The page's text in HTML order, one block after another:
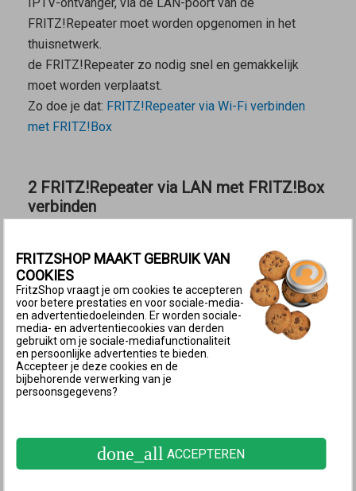
FRITZ!Repeater moet worden opgenomen in het
thuisnetwerk.
de FRITZ!Repeater zo nodig snel en gemakkelijk
moet worden verplaatst.
Zo doe je dat: FRITZ!Repeater via Wi-Fi verbinden
met FRITZ!Box
2 FRITZ!Repeater via LAN met FRITZ!Box
verbinden
Een LAN-verbinding met de FRITZ!Box is zinvol
wanneer
de FRITZ!Repeater buiten het Wi-Fi-bereik van de
FRITZ!Box moet worden geplaatst.
vanaf de plaats waar de FRITZ!Repeater wordt
gebruikt een LAN-verbinding met de FRITZ!Box kan
worden gemaakt, bijvoorbeeld via de bekabeling voor
FRITZSHOP MAAKT GEBRUIK VAN
COOKIES
FritzShop vraagt je om cookies te accepteren
voor betere prestaties en voor sociale-media-
en advertentiedoeleinden. Er worden sociale-
media- en advertentiecookies van derden
gebruikt om je sociale-mediafunctionaliteit
en persoonlijke advertenties te bieden.
Accepteer je deze cookies en de
bijbehorende verwerking van je
persoonsgegevens?
done_all ACCEPTEREN